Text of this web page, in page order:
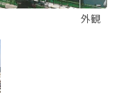
外観